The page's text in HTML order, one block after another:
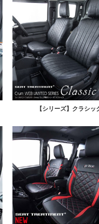
【シリーズ】クラシッ